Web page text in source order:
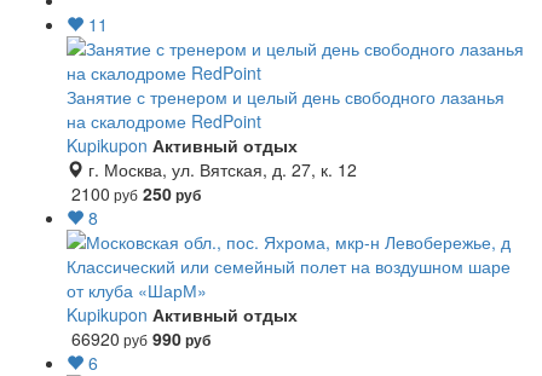
11
Занятие с тренером и целый день свободного лазанья
на скалодроме RedPoint
Kupikupon Активный отдых
г. Москва, ул. Вятская, д. 27, к. 12
2100 руб 250руб
8
Классический или семейный полет на воздушном шаре
от клуба «ШарМ»
Kupikupon Активный отдых
66920 руб 990руб
6